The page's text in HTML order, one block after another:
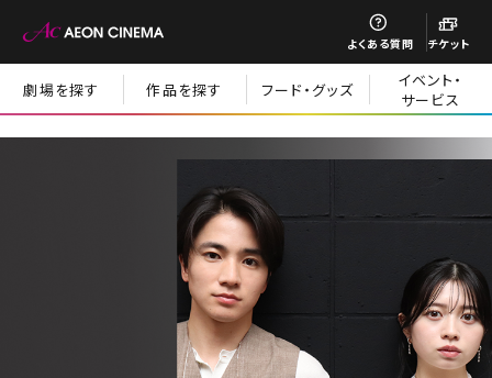
よくある質問 チケット
劇場を探す 作品を探す フード・グッズ
イベント・
サービス